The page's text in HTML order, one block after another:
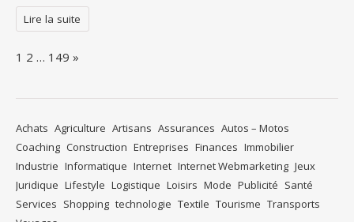
Lire la suite
Page:
1 2 … 149 Next
»
Achats Agriculture Artisans Assurances Autos – Motos
Coaching Construction Entreprises Finances Immobilier
Industrie Informatique Internet Internet Webmarketing Jeux
Juridique Lifestyle Logistique Loisirs Mode Publicité Santé
Services Shopping technologie Textile Tourisme Transports